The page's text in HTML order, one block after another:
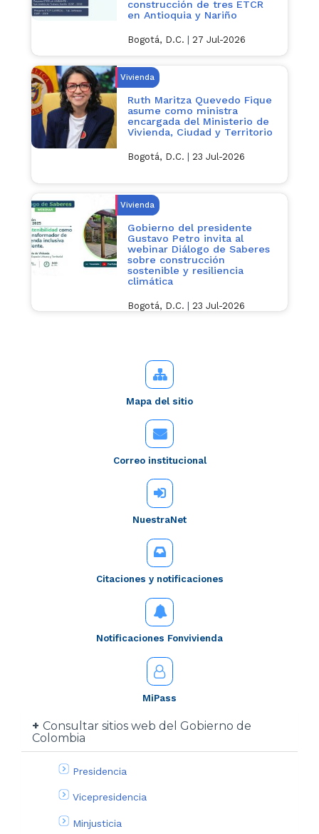
construcción de tres ETCR
en Antioquia y Nariño
Bogotá, D.C. 27 Jul-2026
Vivienda
Ruth Maritza Quevedo Fique
asume como ministra
encargada del Ministerio de
Vivienda, Ciudad y Territorio
Bogotá, D.C. 23 Jul-2026
Vivienda
Gobierno del presidente
Gustavo Petro invita al
webinar Diálogo de Saberes
sobre construcción
sostenible y resiliencia
climática
Bogotá, D.C. 23 Jul-2026
Mapa del sitio
Correo institucional
NuestraNet
Citaciones y notificaciones
Notificaciones Fonvivienda
MiPass
Consultar sitios web del Gobierno de
Colombia
Presidencia
Vicepresidencia
Minjusticia